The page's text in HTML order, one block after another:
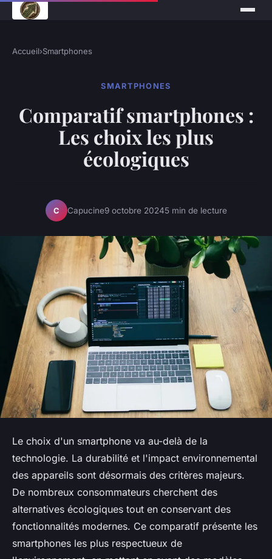
Accueil›Smartphones
SMARTPHONES
Comparatif smartphones :
Les choix les plus
écologiques
C Capucine9 octobre 20245 min de lecture
Le choix d'un smartphone va au-delà de la
technologie. La durabilité et l'impact environnemental
des appareils sont désormais des critères majeurs.
De nombreux consommateurs cherchent des
alternatives écologiques tout en conservant des
fonctionnalités modernes. Ce comparatif présente les
smartphones les plus respectueux de